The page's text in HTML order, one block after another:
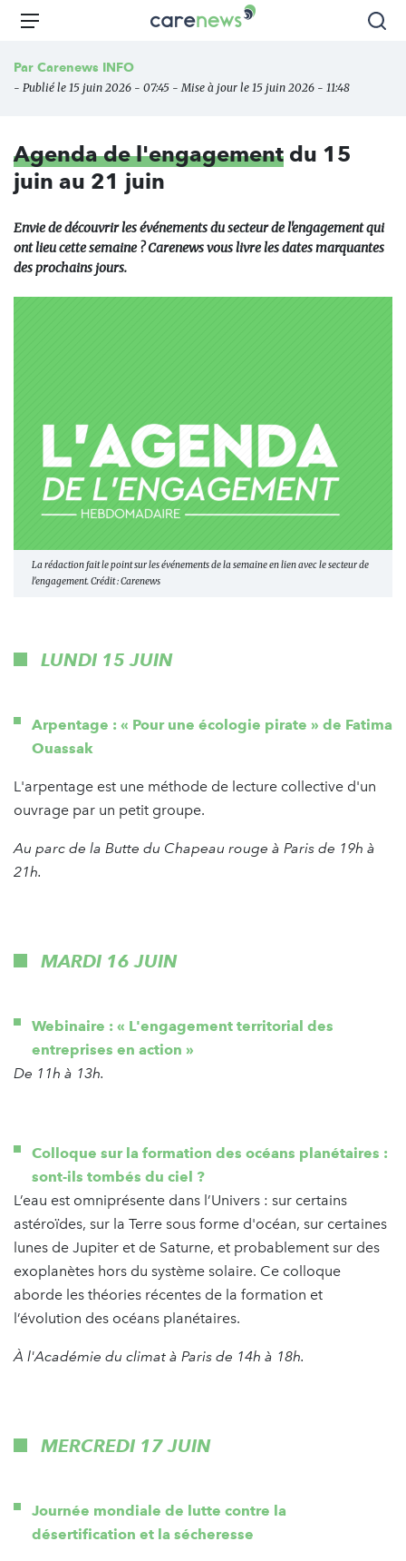
Aller
principal
Carenews,
des
Menu
Par Carenews INFO
- Publié le 15 juin 2026 - 07:45 - Mise à jour le 15 juin 2026 - 11:48
Agenda de l'engagement du 15
juin au 21 juin
Envie de découvrir les événements du secteur de l'engagement qui
ont lieu cette semaine ? Carenews vous livre les dates marquantes
des prochains jours.
La rédaction fait le point sur les événements de la semaine en lien avec le secteur de
l'engagement. Crédit : Carenews
LUNDI 15 JUIN
Arpentage : « Pour une écologie pirate » de Fatima
Ouassak
L'arpentage est une méthode de lecture collective d'un
ouvrage par un petit groupe.
Au parc de la Butte du Chapeau rouge à Paris de 19h à
21h.
MARDI 16 JUIN
Webinaire : « L'engagement territorial des
entreprises en action »
De 11h à 13h.
Colloque sur la formation des océans planétaires :
sont-ils tombés du ciel ?
L’eau est omniprésente dans l’Univers : sur certains
astéroïdes, sur la Terre sous forme d'océan, sur certaines
lunes de Jupiter et de Saturne, et probablement sur des
exoplanètes hors du système solaire. Ce colloque
aborde les théories récentes de la formation et
l’évolution des océans planétaires.
À l'Académie du climat à Paris de 14h à 18h.
MERCREDI 17 JUIN
Journée mondiale de lutte contre la
désertification et la sécheresse